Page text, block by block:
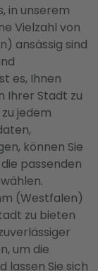
in unserem
Vielzahl von
ansässig sind
es, Ihnen
Ihrer Stadt zu
jedem
können Sie
passenden
(Westfalen)
zu bieten
um die
lassen Sie sich